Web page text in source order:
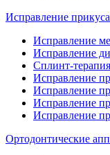
Исправление прикуса
Исправление
Исправление
Сплинт-терапия
Исправление
Исправление
Исправление
Исправление
Ортодонтические